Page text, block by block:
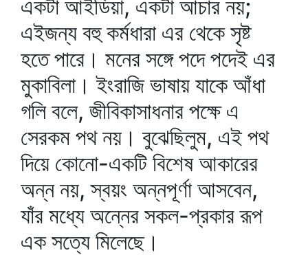
একটা আইডিয়া, একটা আচার নয়;
এইজন্য বহু কর্মধারা এর থেকে সৃষ্ট
হতে পারে। মনের সঙ্গে পদে পদেই এর
মুকাবিলা। ইংরাজি ভাষায় যাকে আঁধা
গলি বলে, জীবিকাসাধনার পক্ষে এ
সেরকম পথ নয়। বুঝেছিলুম, এই পথ
দিয়ে কোনো-একটি বিশেষ আকারের
অন্ন নয়, স্বয়ং অন্নপূর্ণা আসবেন,
যাঁর মধ্যে অন্নের সকল-প্রকার রূপ
এক সত্যে মিলেছে।